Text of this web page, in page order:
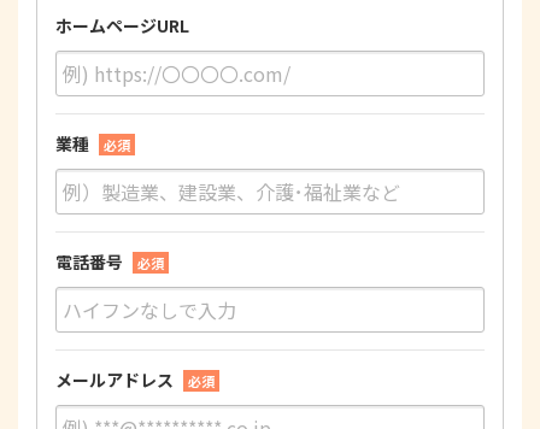
ホームページURL
業種 必須
電話番号 必須
メールアドレス 必須